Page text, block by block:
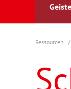
Archäologie
Berufs-
Ressourcen